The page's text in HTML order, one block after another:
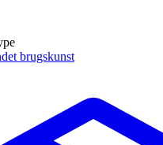
brugskunst